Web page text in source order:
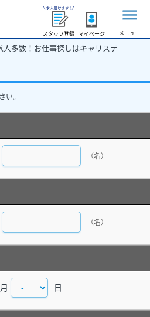
スタッフ登録 マイページ メニュー
人多数！お仕事探しはキャリステ
い。
（名）
（名）
月 日